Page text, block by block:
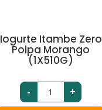
Iogurte Itambe Zero
Polpa Morango
(1X510G)
- +